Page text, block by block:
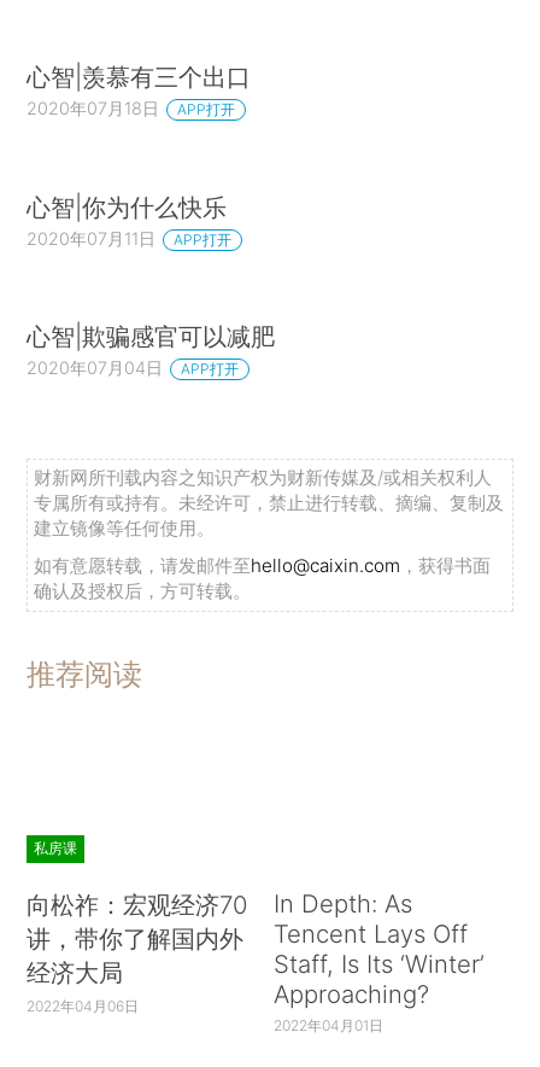
心智|羡慕有三个出口
2020年07月18日 APP打开
心智|你为什么快乐
2020年07月11日 APP打开
心智|欺骗感官可以减肥
2020年07月04日 APP打开
财新网所刊载内容之知识产权为财新传媒及/或相关权利人
专属所有或持有。未经许可，禁止进行转载、摘编、复制及
建立镜像等任何使用。
如有意愿转载，请发邮件至hello@caixin.com ，获得书面
确认及授权后，方可转载。
推荐阅读
私房课
向松祚：宏观经济70
讲，带你了解国内外
经济大局
2022年04月06日
In Depth: As
Tencent Lays Off
Staff, Is Its ‘Winter’
Approaching?
2022年04月01日